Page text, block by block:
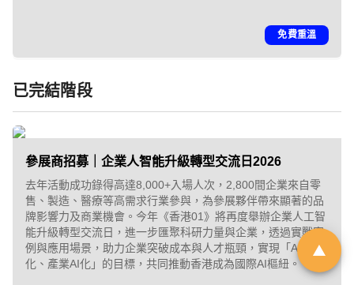
由於市場上針對幼兒階段的產品與
服務日趨多元，父母在決策時便需
依賴具備公信力的客觀指標作為參
將舉辦第6屆「01親子最愛生活品牌
大獎」，旨在發掘並表彰於創新、
服務質素或社會責任上具傑出表現
的親子品牌。
立即登記
免費重溫
已完結階段
參展商招募｜企業人智能升級轉型交流日2026
去年活動成功錄得高達8,000+入場人次，2,800間企業來自零
售、製造、醫療等高需求行業參與，為參展夥伴帶來顯著的品
牌影響力及商業機會。今年《香港01》將再度舉辦企業人工智
能升級轉型交流日，進一步匯聚科研力量與企業，透過實戰案
例與應用場景，助力企業突破成本與人才瓶頸，實現「AI產業
化、產業AI化」的目標，共同推動香港成為國際AI樞紐。